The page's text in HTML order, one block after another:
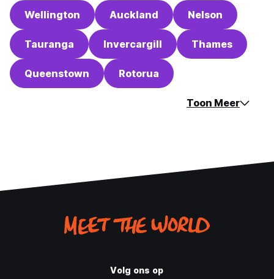
Wellington Auckland Nelson
Tauranga Invercargill Thames
Queenstown Rotorua
Toon Meer
Volg ons op